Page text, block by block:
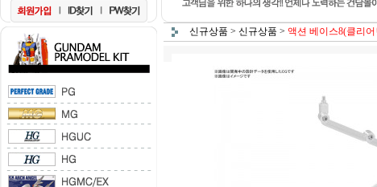
신규상품 > 신규상품 > 액션 베이스8(클리어